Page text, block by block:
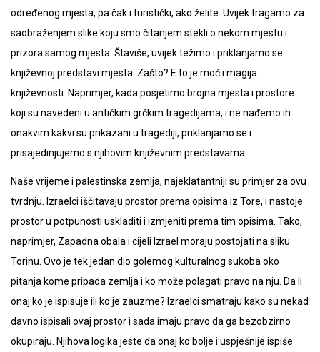
određenog mjesta, pa čak i turistički, ako želite. Uvijek tragamo za
saobraženjem slike koju smo čitanjem stekli o nekom mjestu i
prizora samog mjesta. Štaviše, uvijek težimo i priklanjamo se
književnoj predstavi mjesta. Zašto? E to je moć i magija
književnosti. Naprimjer, kada posjetimo brojna mjesta i prostore
koji su navedeni u antičkim grčkim tragedijama, i ne nađemo ih
onakvim kakvi su prikazani u tragediji, priklanjamo se i
prisajedinjujemo s njihovim književnim predstavama.
Naše vrijeme i palestinska zemlja, najeklatantniji su primjer za ovu
tvrdnju. Izraelci iščitavaju prostor prema opisima iz Tore, i nastoje
prostor u potpunosti uskladiti i izmjeniti prema tim opisima. Tako,
naprimjer, Zapadna obala i cijeli Izrael moraju postojati na sliku
Torinu. Ovo je tek jedan dio golemog kulturalnog sukoba oko
pitanja kome pripada zemlja i ko može polagati pravo na nju. Da li
onaj ko je ispisuje ili ko je zauzme? Izraelci smatraju kako su nekad
davno ispisali ovaj prostor i sada imaju pravo da ga bezobzirno
okupiraju. Njihova logika jeste da onaj ko bolje i uspješnije ispiše